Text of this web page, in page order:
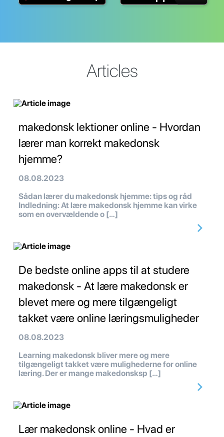
Articles
makedonsk lektioner online - Hvordan
lærer man korrekt makedonsk
hjemme?
08.08.2023
Sådan lærer du makedonsk hjemme: tips og råd
Indledning: At lære makedonsk hjemme kan virke
som en overvældende o […]
De bedste online apps til at studere
makedonsk - At lære makedonsk er
blevet mere og mere tilgængeligt
takket være online læringsmuligheder
08.08.2023
Learning makedonsk bliver mere og mere
tilgængeligt takket være mulighederne for online
læring. Der er mange makedonsksp […]
Lær makedonsk online - Hvad er